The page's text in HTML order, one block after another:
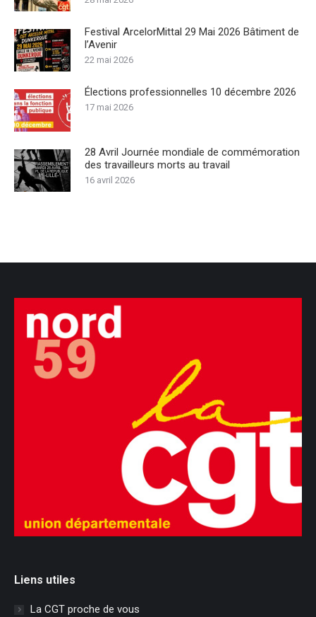
Festival ArcelorMittal 29 Mai 2026 Bâtiment de
l’Avenir
22 mai 2026
Élections professionnelles 10 décembre 2026
17 mai 2026
28 Avril Journée mondiale de commémoration
des travailleurs morts au travail
16 avril 2026
Liens utiles
La CGT proche de vous